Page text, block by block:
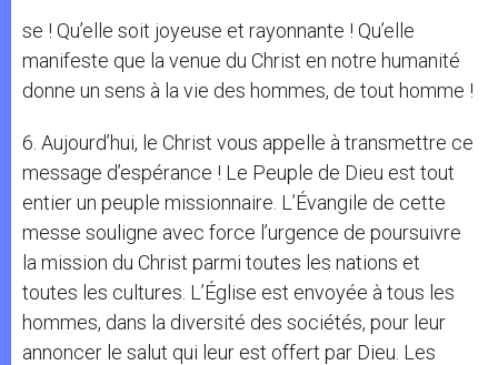
se ! Qu’elle soit joyeuse et rayonnante ! Qu’elle
manifeste que la venue du Christ en notre humanité
donne un sens à la vie des hommes, de tout homme !
6. Aujourd’hui, le Christ vous appelle à transmettre ce
message d’espérance ! Le Peuple de Dieu est tout
entier un peuple missionnaire. L’Évangile de cette
messe souligne avec force l’urgence de poursuivre
la mission du Christ parmi toutes les nations et
toutes les cultures. L’Église est envoyée à tous les
hommes, dans la diversité des sociétés, pour leur
annoncer le salut qui leur est offert par Dieu. Les